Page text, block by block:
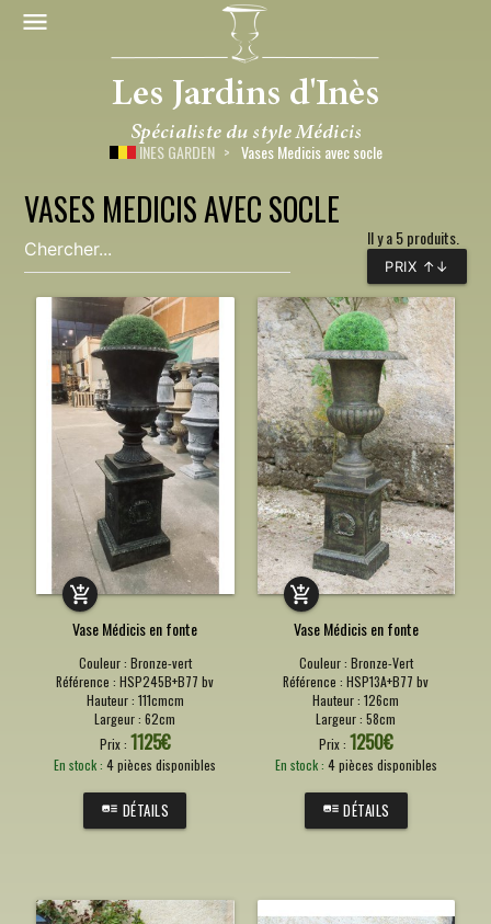
INES GARDEN Vases Medicis avec socle
VASES MEDICIS AVEC SOCLE
Il y a 5 produits.
PRIX ↑↓
Vase Médicis en fonte
Couleur : Bronze-vert
Référence :HSP245B+B77 bv
Hauteur : 111cmcm
Largeur :62cm
Prix : 1125€
En stock :4 pièces disponibles
DÉTAILS
Vase Médicis en fonte
Couleur : Bronze-Vert
Référence :HSP13A+B77 bv
Hauteur :126cm
Largeur :58cm
Prix : 1250€
En stock : 4 pièces disponibles
DÉTAILS